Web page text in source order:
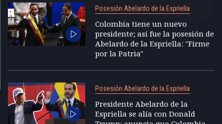
Posesión Abelardo de la Espriella
Colombia tiene un nuevo
presidente; así fue la posesión de
Abelardo de la Espriella: "Firme
por la Patria"
Posesión Abelardo de la Espriella
Presidente Abelardo de la
Espriella se alía con Donald